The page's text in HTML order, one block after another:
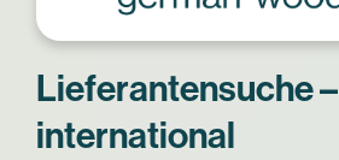
Lieferantensuche –
international